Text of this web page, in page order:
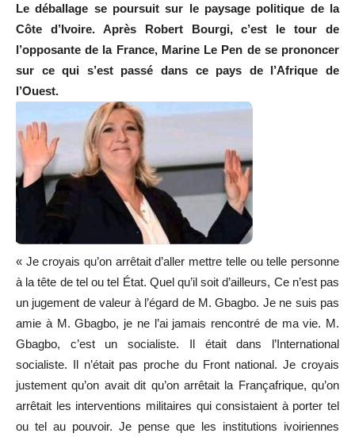
Le déballage se poursuit sur le paysage politique de la
Côte d’Ivoire. Après Robert Bourgi, c’est le tour de
l’opposante de la France, Marine Le Pen de se prononcer
sur ce qui s’est passé dans ce pays de l’Afrique de
l’Ouest.
« Je croyais qu’on arrêtait d’aller mettre telle ou telle personne
à la tête de tel ou tel État. Quel qu’il soit d’ailleurs, Ce n’est pas
un jugement de valeur à l’égard de M. Gbagbo. Je ne suis pas
amie à M. Gbagbo, je ne l’ai jamais rencontré de ma vie. M.
Gbagbo, c’est un socialiste. Il était dans l’International
socialiste. Il n’était pas proche du Front national. Je croyais
justement qu’on avait dit qu’on arrêtait la Françafrique, qu’on
arrêtait les interventions militaires qui consistaient à porter tel
ou tel au pouvoir. Je pense que les institutions ivoiriennes